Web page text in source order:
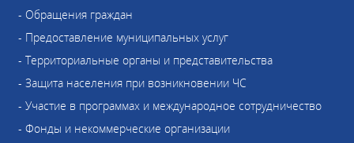
- Обращения граждан
- Предоставление муниципальных услуг
- Территориальные органы и представительства
- Защита населения при возникновении ЧС
- Участие в программах и международное сотрудничество
- Фонды и некоммерческие организации